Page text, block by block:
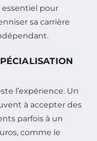
pour
sa carrière
l’expérience. Un
à accepter des
parfois à un
comme le